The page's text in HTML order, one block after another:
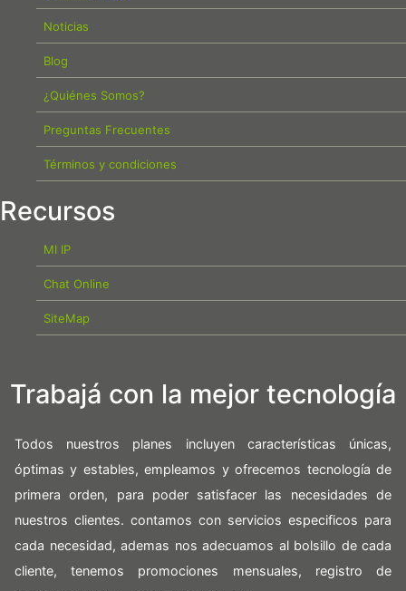
Noticias
Blog
¿Quiénes Somos?
Preguntas Frecuentes
Términos y condiciones
Recursos
MI IP
Chat Online
SiteMap
Trabajá con la mejor tecnología
Todos nuestros planes incluyen características únicas,
óptimas y estables, empleamos y ofrecemos tecnología de
primera orden, para poder satisfacer las necesidades de
nuestros clientes. contamos con servicios especificos para
cada necesidad, ademas nos adecuamos al bolsillo de cada
cliente, tenemos promociones mensuales, registro de